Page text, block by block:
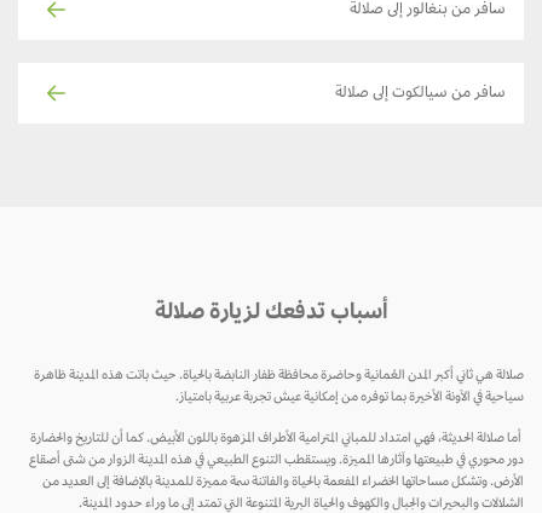
سافر من بنغالور إلى صلالة
سافر من سيالكوت إلى صلالة
أسباب تدفعك لزيارة صلالة
صلالة هي ثاني أكبر المدن العُمانية وحاضرة محافظة ظفار النابضة بالحياة. حيث باتت هذه المدينة ظاهرة
سياحية في الآونة الأخيرة بما توفره من إمكانية عيش تجربة عربية بامتياز.
أما صلالة الحديثة، فهي امتداد للمباني المترامية الأطراف المزهوة باللون الأبيض. كما أن للتاريخ والحضارة
دور محوري في طبيعتها وآثارها المميزة. ويستقطب التنوع الطبيعي في هذه المدينة الزوار من شتى أصقاع
الأرض. وتشكل مساحاتها الخضراء المفعمة بالحياة والفاتنة سمة مميزة للمدينة بالإضافة إلى العديد من
الشلالات والبحيرات والجبال والكهوف والحياة البرية المتنوعة التي تمتد إلى ما وراء حدود المدينة.